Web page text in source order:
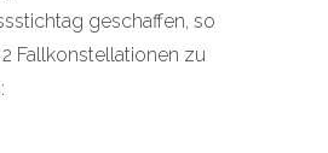
geschaffen, so
Fallkonstellationen zu